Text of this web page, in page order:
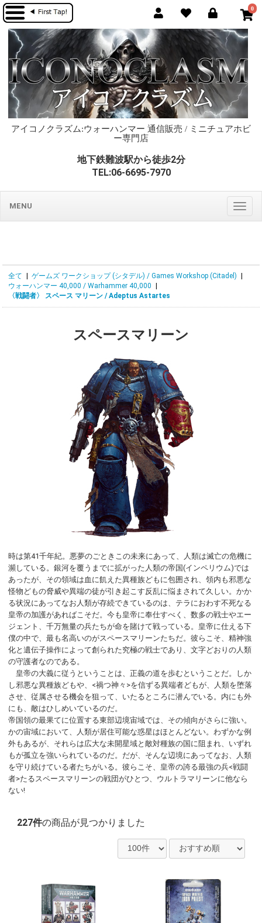
0
アイコノクラズム:ウォーハンマー 通信販売 / ミニチュアホビ
ー専門店
地下鉄難波駅から徒歩2分
TEL:06-6695-7970
MENU
全て ゲームズ ワークショップ (シタデル) / Games Workshop (Citadel)
ウォーハンマー 40,000 / Warhammer 40,000
〈戦闘者〉 スペース マリーン / Adeptus Astartes
スペースマリーン
時は第41千年紀。悪夢のごときこの未来にあって、人類は滅亡の危機に
瀕している。銀河を覆うまでに拡がった人類の帝国(インペリウム)では
あったが、その領域は血に飢えた異種族どもに包囲され、領内も邪悪な
怪物どもの脅威や異端の徒が引き起こす反乱に悩まされて久しい。かか
る状況にあってなお人類が存続できているのは、テラにおわす不死なる
皇帝の加護があればこそだ。今も皇帝に奉仕すべく、数多の戦士やエー
ジェント、千万無量の兵たちが命を賭けて戦っている。皇帝に仕える下
僕の中で、最も名高いのがスペースマリーンたちだ。彼らこそ、精神強
化と遺伝子操作によって創られた究極の戦士であり、文字どおりの人類
の守護者なのである。
皇帝の大義に従うということは、正義の道を歩むということだ。しか
し邪悪な異種族どもや、<禍つ神々>を信ずる異端者どもが、人類を堕落
させ、従属させる機会を狙って、いたるところに潜んでいる。内にも外
にも、敵はひしめいているのだ。
帝国領の最果てに位置する東部辺境宙域では、その傾向がさらに強い。
かの宙域において、人類が居住可能な惑星はほとんどない。わずかな例
外もあるが、それらは広大な未開星域と敵対種族の国に阻まれ、いずれ
もが孤立を強いられているのだ。だが、そんな辺境にあってなお、人類
を守り続けている者たちがいる。彼らこそ、皇帝の誇る最強の兵<戦闘
者>たるスペースマリーンの戦団がひとつ、ウルトラマリーンに他なら
ない!
227件の商品が見つかりました